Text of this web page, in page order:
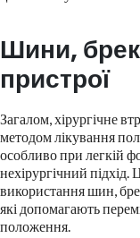
Шини,
пристрої
Загалом, хірургічне
методом лікування
особливо при легкій
нехірургічний підхід.
використання шин,
які допомагають
положення.